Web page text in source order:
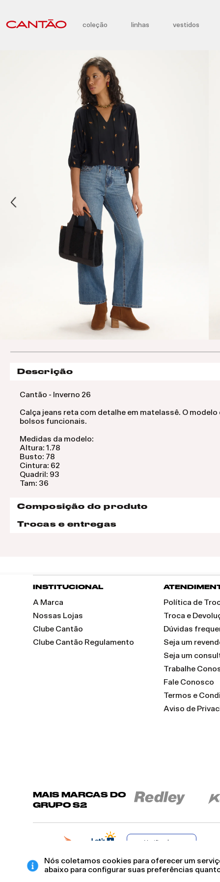
coleção linhas vestidos
Nós coletamos cookies para oferecer um
abaixo para configurar suas preferências
Descrição
Cantão - Inverno 26
Calça jeans reta com detalhe em matelassê. O
bolsos funcionais.
Medidas da modelo:
Altura: 1.78
Busto: 78
Cintura: 62
Quadril: 93
Tam: 36
Composição do produto
Trocas e entregas
INSTITUCIONAL
A Marca
Nossas Lojas
Clube Cantão
Clube Cantão Regulamento
Política de
Troca e
Dúvidas
Seja um
Seja um
Trabalhe
Fale Conosco
Termos e
Aviso de
MAIS MARCAS DO
GRUPO S2
Verificada por